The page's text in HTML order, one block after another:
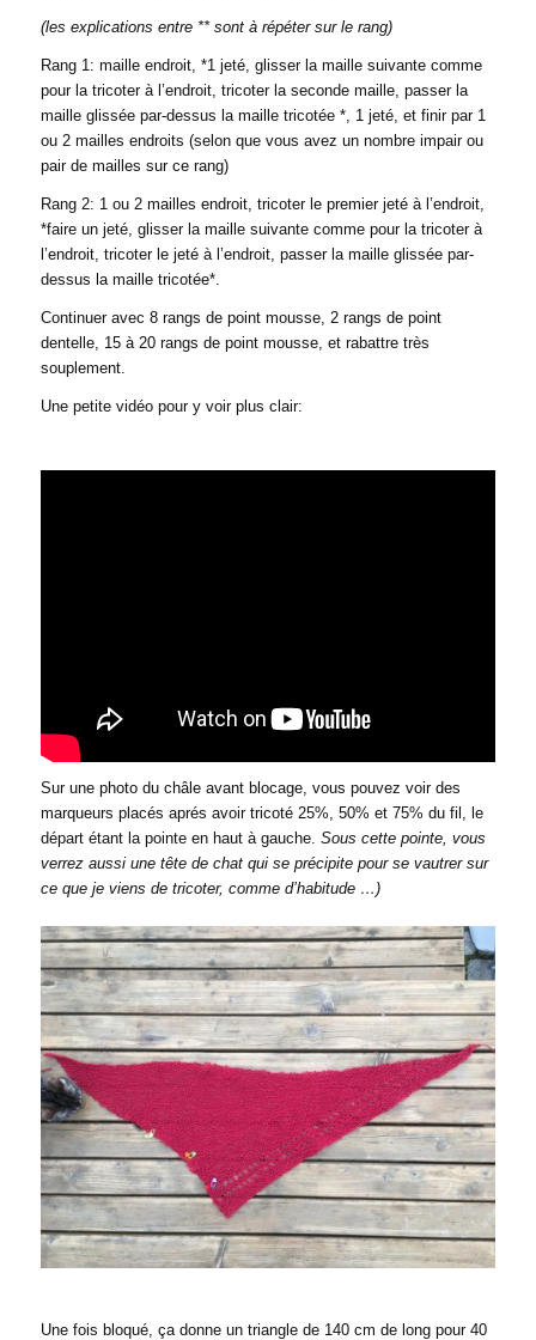
(les explications entre ** sont à répéter sur le rang)
Rang 1: maille endroit, *1 jeté, glisser la maille suivante comme
pour la tricoter à l’endroit, tricoter la seconde maille, passer la
maille glissée par-dessus la maille tricotée *, 1 jeté, et finir par 1
ou 2 mailles endroits (selon que vous avez un nombre impair ou
pair de mailles sur ce rang)
Rang 2: 1 ou 2 mailles endroit, tricoter le premier jeté à l’endroit,
*faire un jeté, glisser la maille suivante comme pour la tricoter à
l’endroit, tricoter le jeté à l’endroit, passer la maille glissée par-
dessus la maille tricotée*.
Continuer avec 8 rangs de point mousse, 2 rangs de point
dentelle, 15 à 20 rangs de point mousse, et rabattre très
souplement.
Une petite vidéo pour y voir plus clair:
Sur une photo du châle avant blocage, vous pouvez voir des
marqueurs placés aprés avoir tricoté 25%, 50% et 75% du fil, le
départ étant la pointe en haut à gauche. Sous cette pointe, vous
verrez aussi une tête de chat qui se précipite pour se vautrer sur
ce que je viens de tricoter, comme d’habitude …)
Une fois bloqué, ça donne un triangle de 140 cm de long pour 40